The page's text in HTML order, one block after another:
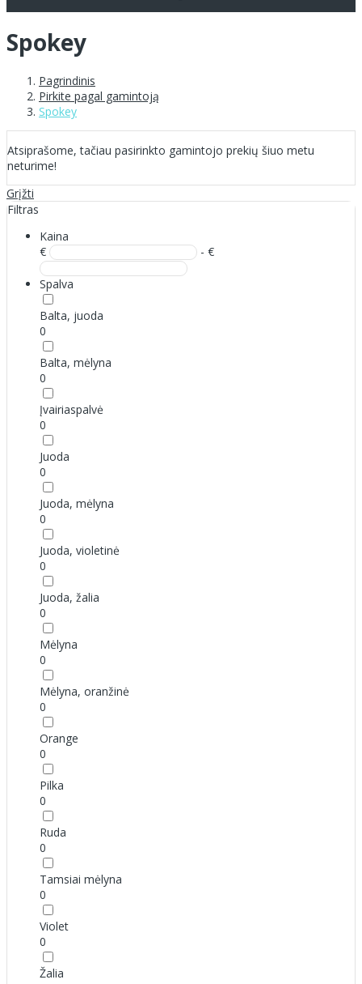
Spokey
Pagrindinis
Pirkite pagal gamintoją
Spokey
Atsiprašome, tačiau pasirinkto gamintojo prekių šiuo metu
neturime!
Grįžti
Filtras
Kaina
€
- €
Spalva
Balta, juoda
0
Balta, mėlyna
0
Įvairiaspalvė
0
Juoda
0
Juoda, mėlyna
0
Juoda, violetinė
0
Juoda, žalia
0
Mėlyna
0
Mėlyna, oranžinė
0
Orange
0
Pilka
0
Ruda
0
Tamsiai mėlyna
0
Violet
0
Žalia